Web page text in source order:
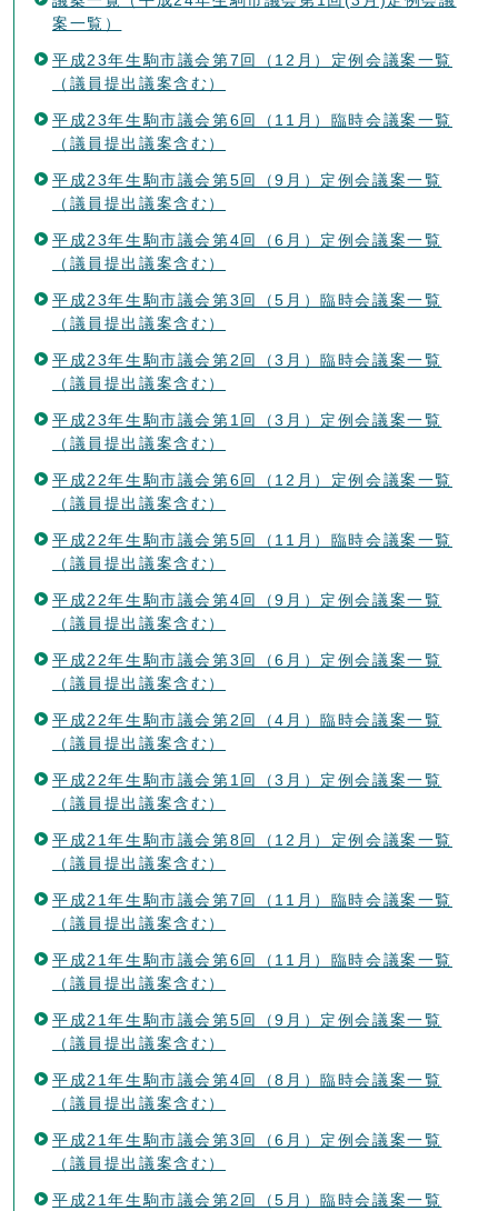
案一覧）
平成23年生駒市議会第7回（12月）定例会議案一覧
（議員提出議案含む）
平成23年生駒市議会第6回（11月）臨時会議案一覧
（議員提出議案含む）
平成23年生駒市議会第5回（9月）定例会議案一覧
（議員提出議案含む）
平成23年生駒市議会第4回（6月）定例会議案一覧
（議員提出議案含む）
平成23年生駒市議会第3回（5月）臨時会議案一覧
（議員提出議案含む）
平成23年生駒市議会第2回（3月）臨時会議案一覧
（議員提出議案含む）
平成23年生駒市議会第1回（3月）定例会議案一覧
（議員提出議案含む）
平成22年生駒市議会第6回（12月）定例会議案一覧
（議員提出議案含む）
平成22年生駒市議会第5回（11月）臨時会議案一覧
（議員提出議案含む）
平成22年生駒市議会第4回（9月）定例会議案一覧
（議員提出議案含む）
平成22年生駒市議会第3回（6月）定例会議案一覧
（議員提出議案含む）
平成22年生駒市議会第2回（4月）臨時会議案一覧
（議員提出議案含む）
平成22年生駒市議会第1回（3月）定例会議案一覧
（議員提出議案含む）
平成21年生駒市議会第8回（12月）定例会議案一覧
（議員提出議案含む）
平成21年生駒市議会第7回（11月）臨時会議案一覧
（議員提出議案含む）
平成21年生駒市議会第6回（11月）臨時会議案一覧
（議員提出議案含む）
平成21年生駒市議会第5回（9月）定例会議案一覧
（議員提出議案含む）
平成21年生駒市議会第4回（8月）臨時会議案一覧
（議員提出議案含む）
平成21年生駒市議会第3回（6月）定例会議案一覧
（議員提出議案含む）
平成21年生駒市議会第2回（5月）臨時会議案一覧